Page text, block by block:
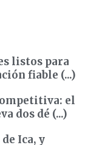
listos para
fiable (...)
el
dos dé (...)
Ica, y